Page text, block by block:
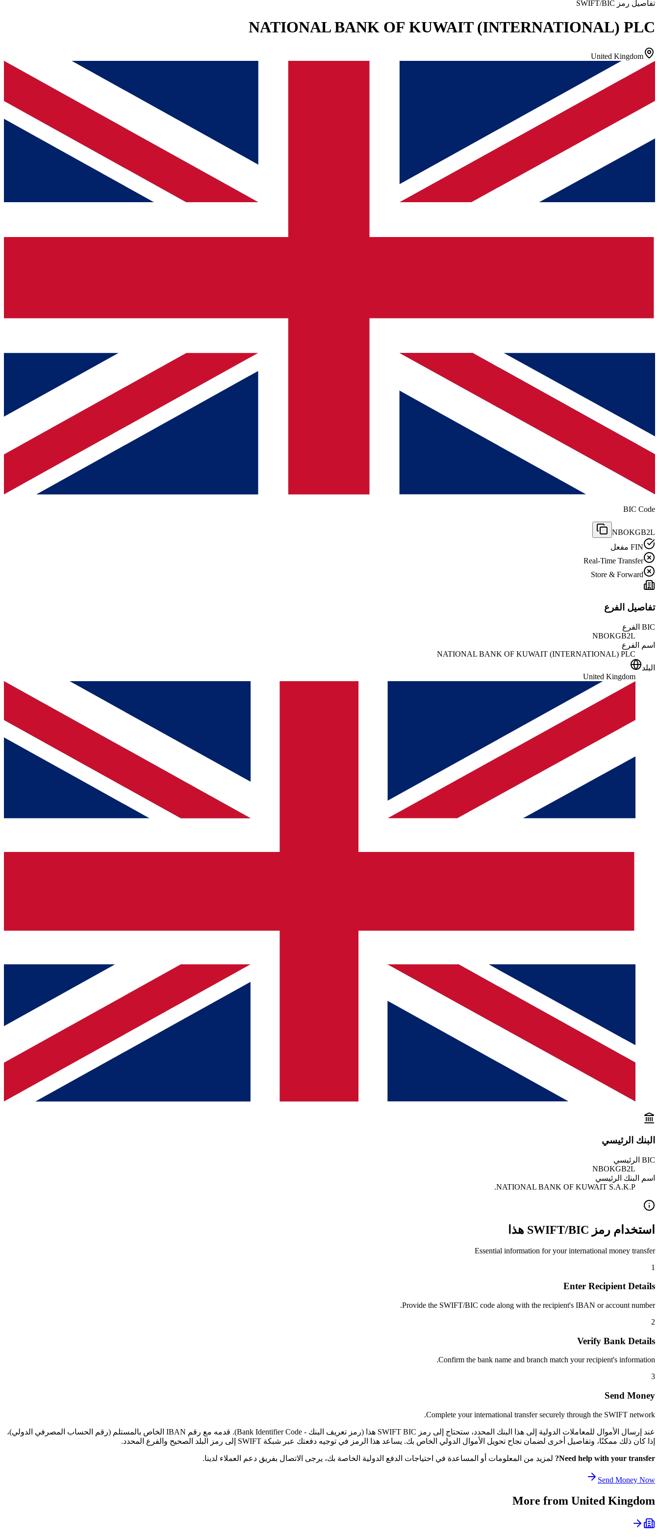
تفاصيل رمز SWIFT/BIC
NATIONAL BANK OF KUWAIT (INTERNATIONAL) PLC
United Kingdom
BIC Code
NBOKGB2L
FIN مفعل
Real-Time Transfer
Store & Forward
تفاصيل الفرع
BIC الفرع
NBOKGB2L
اسم الفرع
NATIONAL BANK OF KUWAIT (INTERNATIONAL) PLC
البلد
United Kingdom
البنك الرئيسي
BIC الرئيسي
NBOKGB2L
اسم البنك الرئيسي
NATIONAL BANK OF KUWAIT S.A.K.P.
استخدام رمز SWIFT/BIC هذا
Essential information for your international money transfer
1
Enter Recipient Details
Provide the SWIFT/BIC code along with the recipient's IBAN or account number.
2
Verify Bank Details
Confirm the bank name and branch match your recipient's information.
3
Send Money
Complete your international transfer securely through the SWIFT network.
عند إرسال الأموال للمعاملات الدولية إلى هذا البنك المحدد، ستحتاج إلى رمز SWIFT BIC هذا (رمز تعريف البنك - Bank Identifier Code). قدمه مع رقم IBAN الخاص بالمستلم (رقم الحساب المصرفي الدولي)،
إذا كان ذلك ممكنًا، وتفاصيل أخرى لضمان نجاح تحويل الأموال الدولي الخاص بك. يساعد هذا الرمز في توجيه دفعتك عبر شبكة SWIFT إلى رمز البلد الصحيح والفرع المحدد.
Need help with your transfer? لمزيد من المعلومات أو المساعدة في احتياجات الدفع الدولية الخاصة بك، يرجى الاتصال بفريق دعم العملاء لدينا.
Send Money Now
More from United Kingdom